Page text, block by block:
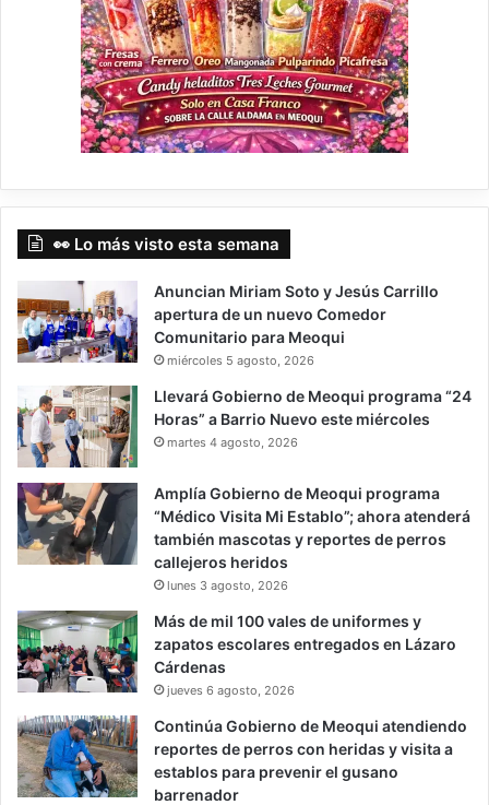
👀 Lo más visto esta semana
Anuncian Miriam Soto y Jesús Carrillo
apertura de un nuevo Comedor
Comunitario para Meoqui
miércoles 5 agosto, 2026
Llevará Gobierno de Meoqui programa “24
Horas” a Barrio Nuevo este miércoles
martes 4 agosto, 2026
Amplía Gobierno de Meoqui programa
“Médico Visita Mi Establo”; ahora atenderá
también mascotas y reportes de perros
callejeros heridos
lunes 3 agosto, 2026
Más de mil 100 vales de uniformes y
zapatos escolares entregados en Lázaro
Cárdenas
jueves 6 agosto, 2026
Continúa Gobierno de Meoqui atendiendo
reportes de perros con heridas y visita a
establos para prevenir el gusano
barrenador